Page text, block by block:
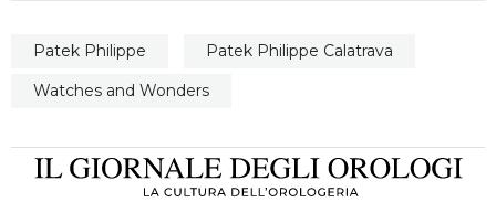
Patek Philippe
Patek Philippe Calatrava
Watches and Wonders